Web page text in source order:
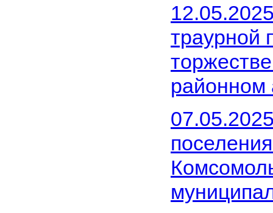
траурной
районном